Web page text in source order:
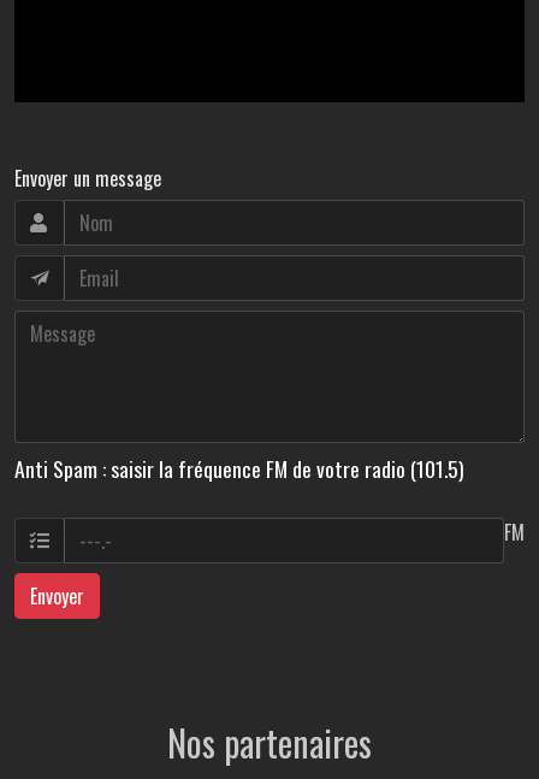
Envoyer un message
Anti Spam : saisir la fréquence FM de votre radio (101.5)
FM
Envoyer
Nos partenaires